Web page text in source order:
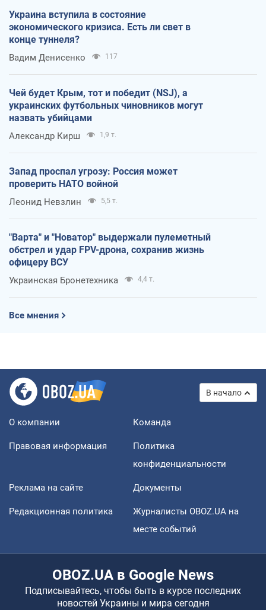
Украина вступила в состояние
экономического кризиса. Есть ли свет в
конце туннеля?
Вадим Денисенко 117
Чей будет Крым, тот и победит (NSJ), а
украинских футбольных чиновников могут
назвать убийцами
Александр Кирш 1,9 т.
Запад проспал угрозу: Россия может
проверить НАТО войной
Леонид Невзлин 5,5 т.
"Варта" и "Новатор" выдержали пулеметный
обстрел и удар FPV-дрона, сохранив жизнь
офицеру ВСУ
Украинская Бронетехника 4,4 т.
Все мнения
В начало
О компании Команда
Правовая информация
Политика
конфиденциальности
Реклама на сайте Документы
Редакционная политика
Журналисты OBOZ.UA на
месте событий
OBOZ.UA в Google News
Подписывайтесь, чтобы быть в курсе последних
новостей Украины и мира сегодня